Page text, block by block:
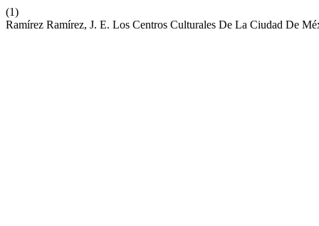
(1)
Ramírez Ramírez, J. E. Los Centros Culturales De La Ciudad De